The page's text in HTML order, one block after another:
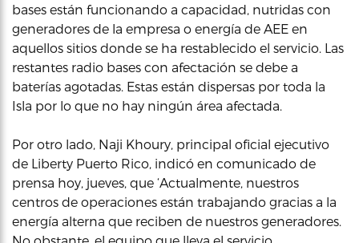
bases están funcionando a capacidad, nutridas con
generadores de la empresa o energía de AEE en
aquellos sitios donde se ha restablecido el servicio. Las
restantes radio bases con afectación se debe a
baterías agotadas. Estas están dispersas por toda la
Isla por lo que no hay ningún área afectada.
Por otro lado, Naji Khoury, principal oficial ejecutivo
de Liberty Puerto Rico, indicó en comunicado de
prensa hoy, jueves, que ‘Actualmente, nuestros
centros de operaciones están trabajando gracias a la
energía alterna que reciben de nuestros generadores.